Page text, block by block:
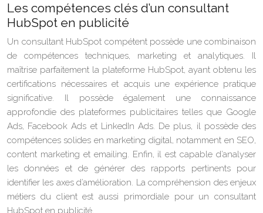
Les compétences clés d’un consultant
HubSpot en publicité
Un consultant HubSpot compétent possède une combinaison
de compétences techniques, marketing et analytiques. Il
maîtrise parfaitement la plateforme HubSpot, ayant obtenu les
certifications nécessaires et acquis une expérience pratique
significative. Il possède également une connaissance
approfondie des plateformes publicitaires telles que Google
Ads, Facebook Ads et LinkedIn Ads. De plus, il possède des
compétences solides en marketing digital, notamment en SEO,
content marketing et emailing. Enfin, il est capable d’analyser
les données et de générer des rapports pertinents pour
identifier les axes d’amélioration. La compréhension des enjeux
métiers du client est aussi primordiale pour un consultant
HubSpot en publicité.